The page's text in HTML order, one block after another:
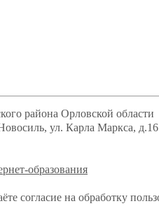
района Орловской области
ул. Карла Маркса, д.16
образования
согласие на обработку